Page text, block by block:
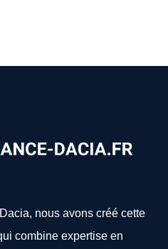
nous avons créé cette
combine expertise en